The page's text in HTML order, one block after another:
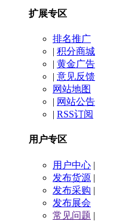
扩展专区
排名推广
| 积分商城
| 黄金广告
| 意见反馈
网站地图
| 网站公告
| RSS订阅
用户专区
用户中心 |
发布货源 |
发布采购 |
发布展会
常见问题 |